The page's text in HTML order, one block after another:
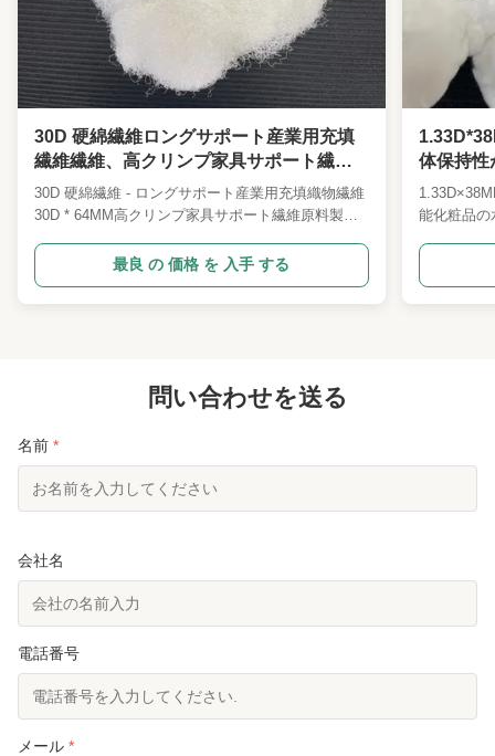
30D 硬綿繊維ロングサポート産業用充填
繊維繊維、高クリンプ家具サポート繊維
原料
30D 硬綿繊維 - ロングサポート産業用充填織物繊維
30D * 64MM高クリンプ家具サポート繊維原料製品
維は、専門的な高デニールの高サポート産業用充填
繊維であり、高硬度の崩壊防止硬質ニードルパンチ
硬綿および不織布産業をサポートする家具用に特別
り、ハイサポートマットレス、ソファベース、自動
車の遮音硬綿の中核原料として機能します。仕様は
カスタマイズ可能技術的特徴独自の高密度ステレオ
圧着成形プロセスを搭...
最良 の 価格 を 入手 する
体保持性
のないも
能化粧品の
ファイバー
ル原材料で
問い合わせを送る
名前 *
会社名
電話番号
メール *